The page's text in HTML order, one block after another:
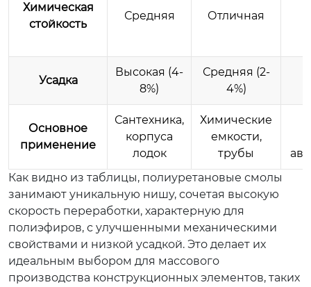
Химическая
стойкость
Средняя Отличная
Усадка
Высокая (4-
8%)
Средняя (2-
4%)
Основное
применение
Сантехника,
корпуса
лодок
Химические
емкости,
трубы
Как видно из таблицы, полиуретановые смолы
занимают уникальную нишу, сочетая высокую
скорость переработки, характерную для
полиэфиров, с улучшенными механическими
свойствами и низкой усадкой. Это делает их
идеальным выбором для массового
производства конструкционных элементов, таких